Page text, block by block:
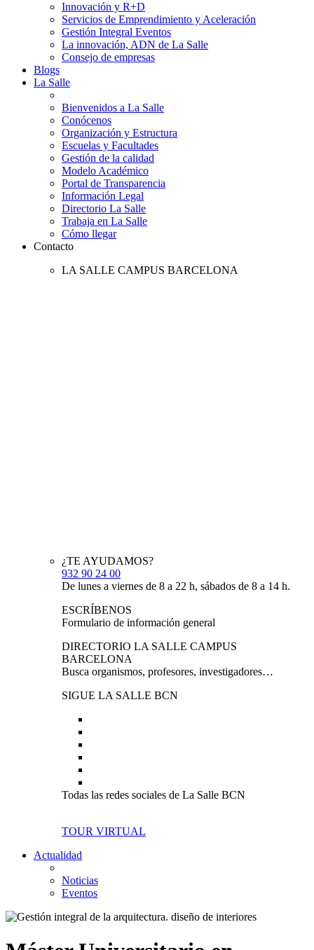
Innovación y R+D
Servicios de Emprendimiento y Aceleración
Gestión Integral Eventos
La innovación, ADN de La Salle
Consejo de empresas
Blogs
La Salle
Bienvenidos a La Salle
Conócenos
Organización y Estructura
Escuelas y Facultades
Gestión de la calidad
Modelo Académico
Portal de Transparencia
Información Legal
Directorio La Salle
Trabaja en La Salle
Cómo llegar
Contacto
LA SALLE CAMPUS BARCELONA
¿TE AYUDAMOS?
932 90 24 00
De lunes a viernes de 8 a 22 h, sábados de 8 a 14 h.
ESCRÍBENOS
Formulario de información general
DIRECTORIO LA SALLE CAMPUS
BARCELONA
Busca organismos, profesores, investigadores…
SIGUE LA SALLE BCN
Todas las redes sociales de La Salle BCN
TOUR VIRTUAL
Actualidad
Noticias
Eventos